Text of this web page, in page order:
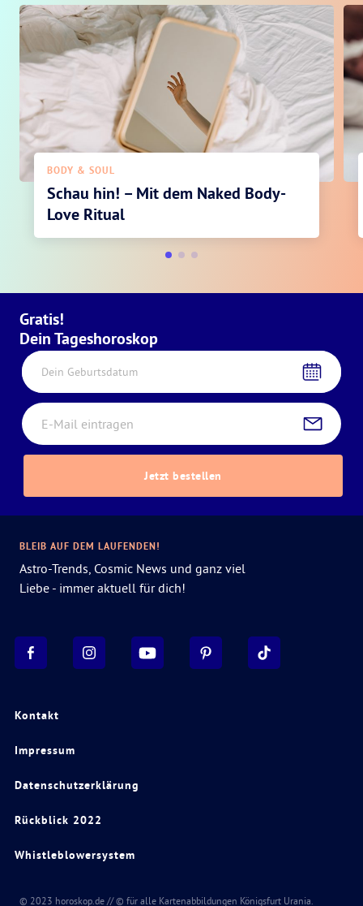
BODY & SOUL
Schau hin! – Mit dem Naked Body-
Love Ritual
Gratis!
Dein Tageshoroskop
Dein Geburtsdatum
Jetzt bestellen
Kontakt
Impressum
Datenschutzerklärung
Rückblick 2022
Whistleblowersystem
BLEIB AUF DEM LAUFENDEN!
Astro-Trends, Cosmic News und ganz viel
Liebe - immer aktuell für dich!
© 2023 horoskop.de // © für alle Kartenabbildungen Königsfurt Urania.